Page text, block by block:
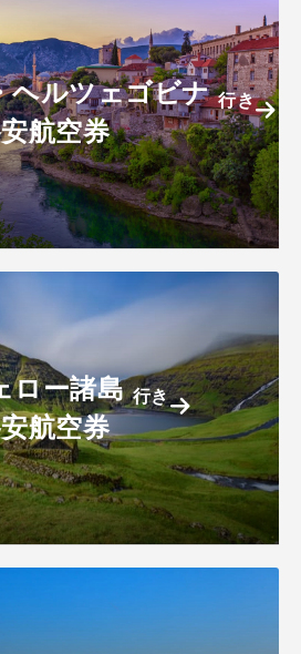
ヘルツェゴビナ行き
航空券
ロー諸島行き
航空券